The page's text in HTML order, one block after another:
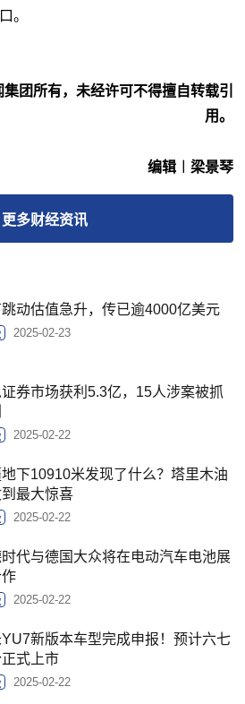
。
团所有，未经许可不得擅自转载引
用。
编辑︱梁景琴
更多财经资讯
动估值急升，传已逾4000亿美元
2025-02-23
券市场获利5.3亿，15人涉案被抓
2025-02-22
下10910米发现了什么？塔里木油
到最大惊喜
2025-02-22
代与德国大众将在电动汽车电池展
2025-02-22
新版本车型完成申报！预计六七
正式上市
2025-02-22